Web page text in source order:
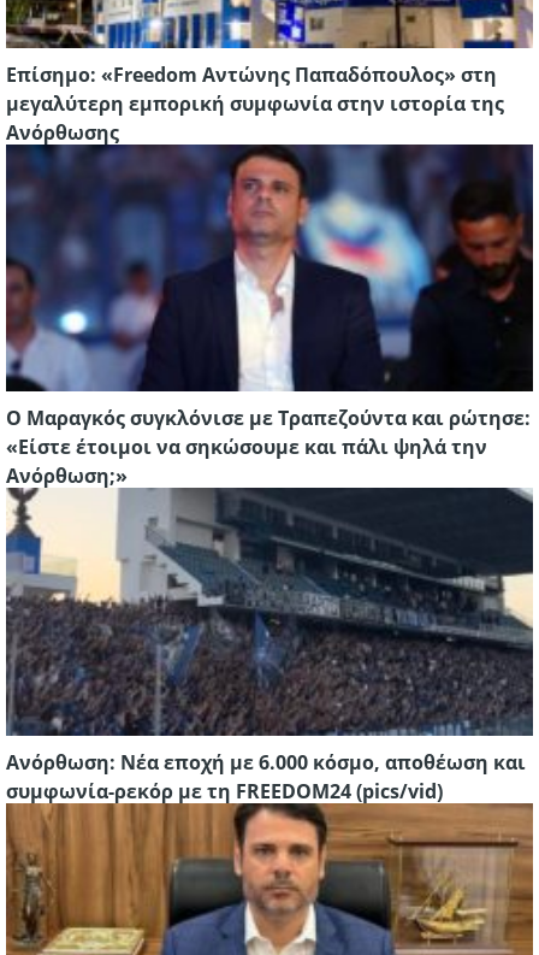
Επίσημο: «Freedom Αντώνης Παπαδόπουλος» στη
μεγαλύτερη εμπορική συμφωνία στην ιστορία της
Ανόρθωσης
Ο Μαραγκός συγκλόνισε με Τραπεζούντα και ρώτησε:
«Είστε έτοιμοι να σηκώσουμε και πάλι ψηλά την
Ανόρθωση;»
Ανόρθωση: Νέα εποχή με 6.000 κόσμο, αποθέωση και
συμφωνία-ρεκόρ με τη FREEDOM24 (pics/vid)